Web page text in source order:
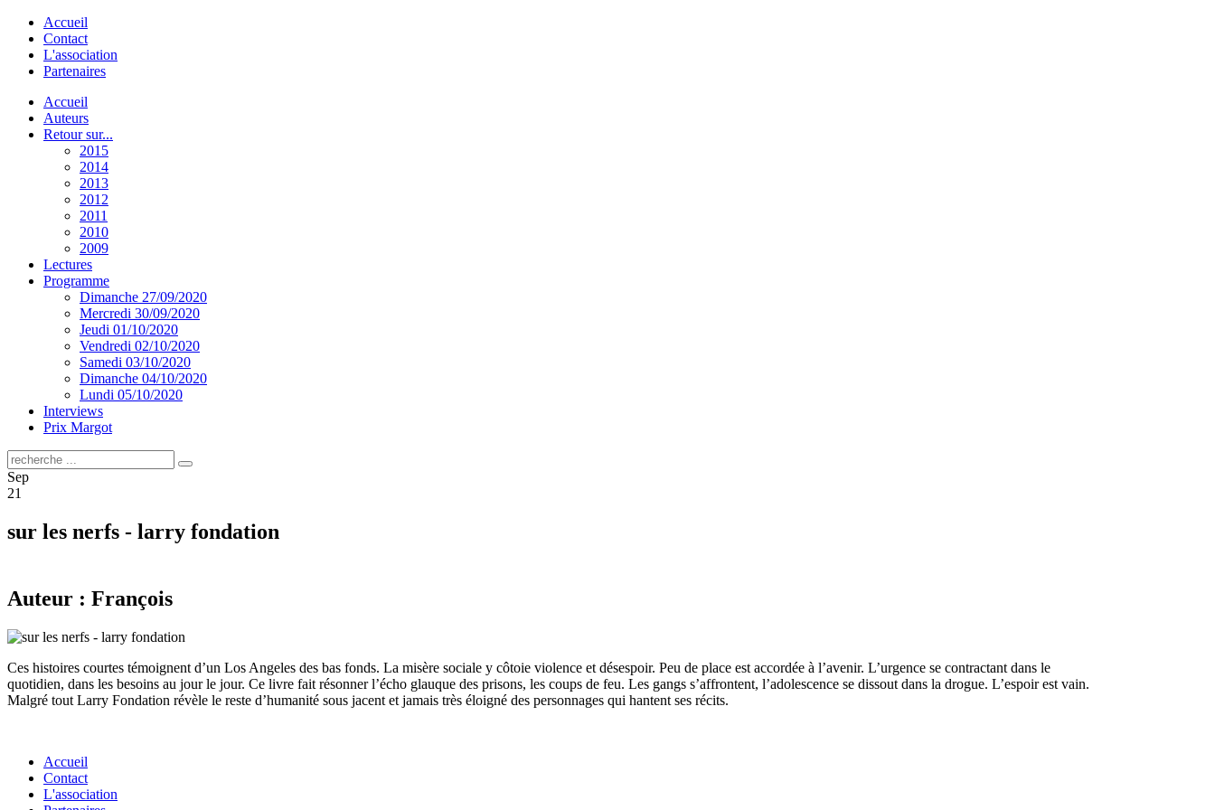
Accueil
Contact
L'association
Partenaires
Accueil
Auteurs
Retour sur...
2015
2014
2013
2012
2011
2010
2009
Lectures
Programme
Dimanche 27/09/2020
Mercredi 30/09/2020
Jeudi 01/10/2020
Vendredi 02/10/2020
Samedi 03/10/2020
Dimanche 04/10/2020
Lundi 05/10/2020
Interviews
Prix Margot
Sep
21
sur les nerfs - larry fondation
Auteur : François
Ces histoires courtes témoignent d’un Los Angeles des bas fonds. La misère sociale y côtoie violence et désespoir. Peu de place est accordée à l’avenir. L’urgence se contractant dans le
quotidien, dans les besoins au jour le jour. Ce livre fait résonner l’écho glauque des prisons, les coups de feu. Les gangs s’affrontent, l’adolescence se dissout dans la drogue. L’espoir est vain.
Malgré tout Larry Fondation révèle le reste d’humanité sous jacent et jamais très éloigné des personnages qui hantent ses récits.
Accueil
Contact
L'association